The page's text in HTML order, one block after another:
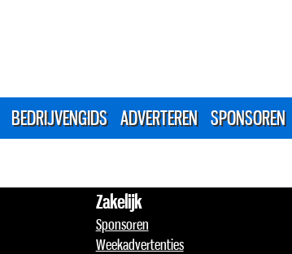
BEDRIJVENGIDS ADVERTEREN SPONSOREN
Zakelijk
Sponsoren
Weekadvertenties